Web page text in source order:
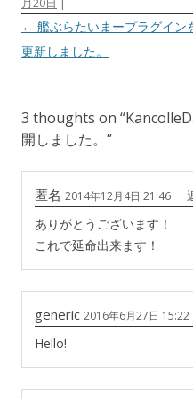
投稿ナビゲーション
← 艦ぶらたいまープラグイン
更新しました。
3 thoughts on “
開しました。 ”
匿名 2014年12月4日 21:46
ありがとうございます！
これで延命出来ます！
generic 2016年6月27日 15:22
Hello!